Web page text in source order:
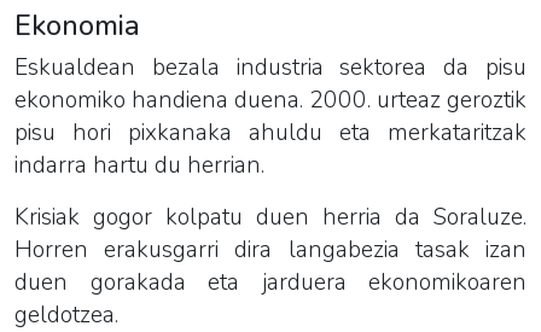
Ekonomia
Eskualdean bezala industria sektorea da pisu
ekonomiko handiena duena. 2000. urteaz geroztik
pisu hori pixkanaka ahuldu eta merkataritzak
indarra hartu du herrian.
Krisiak gogor kolpatu duen herria da Soraluze.
Horren erakusgarri dira langabezia tasak izan
duen gorakada eta jarduera ekonomikoaren
geldotzea.